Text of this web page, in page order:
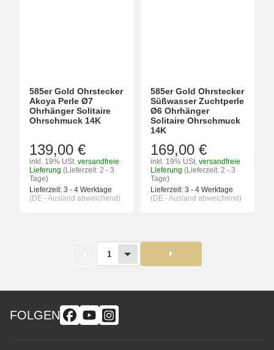
585er Gold Ohrstecker
Akoya Perle Ø7
Ohrhänger Solitaire
Ohrschmuck 14K
139,00 €
inkl. 19% USt. versandfreie
Lieferung (Lieferzeit: 2 - 3
Tage)
Lieferzeit: 3 - 4 Werktage
(DE - Ausland abweichend)
585er Gold Ohrstecker
Süßwasser Zuchtperle
Ø6 Ohrhänger
Solitaire Ohrschmuck
14K
169,00 €
inkl. 19% USt. versandfreie
Lieferung (Lieferzeit: 2 - 3
Tage)
Lieferzeit: 3 - 4 Werktage
(DE - Ausland abweichend)
1
FOLGEN